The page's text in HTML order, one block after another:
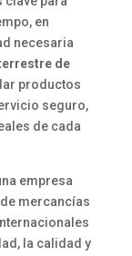
en
necesaria
de
productos
seguro,
de cada
empresa
mercancías
la calidad y